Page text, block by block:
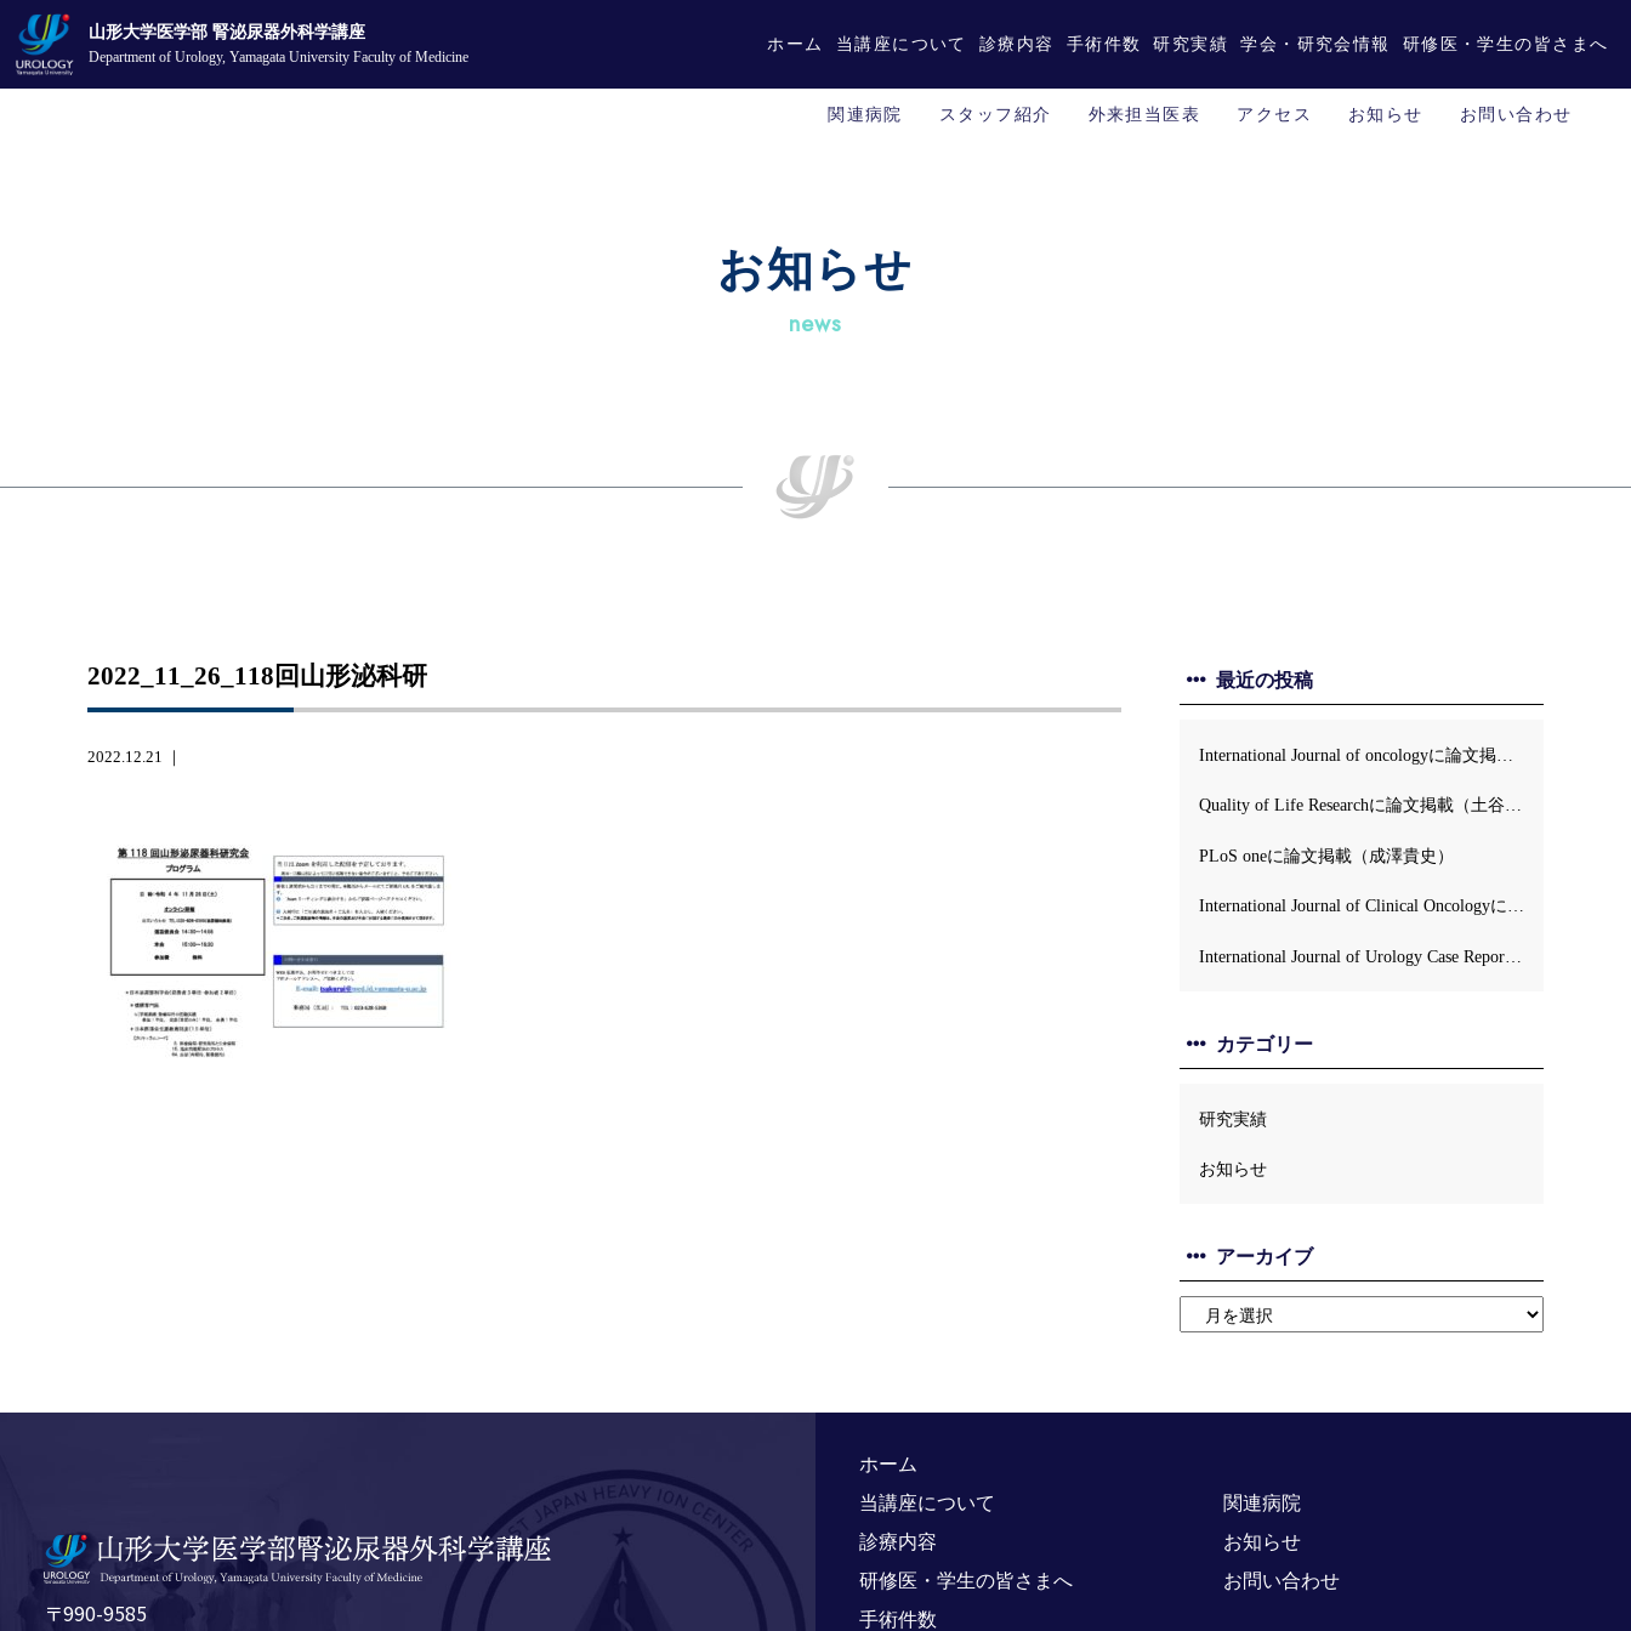
山形大学医学部 腎泌尿器外科学講座
Department of Urology,Yamagata University Faculty of Medicine
ホーム 当講座について 診療内容 手術件数 研究実績 学会・研究会情報 研修医・学生の皆さまへ
関連病院 スタッフ紹介 外来担当医表 アクセス お知らせ お問い合わせ
お知らせ
news
2022_11_26_118回山形泌科研
2022.12.21 ｜
最近の投稿
PLoS oneに論文掲載（成澤貴史）
International Journal of Clinical Oncologyに論文掲載（土谷順彦）
カテゴリー
研究実績
お知らせ
アーカイブ
〒990-9585
ホーム
当講座について
診療内容
研修医・学生の皆さまへ
手術件数
関連病院
お知らせ
お問い合わせ